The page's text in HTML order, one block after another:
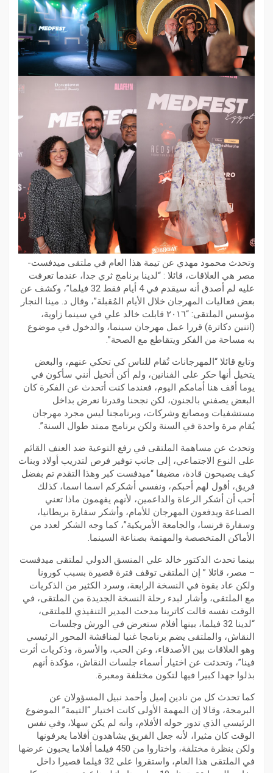
وتحدث محمود مهدي عن تيمة هذا العام في ملتقى ميدفست-
مصر هي العلاقات، قائلا : “لدينا برنامج ثري جدا، عندما تعرفت
عليه لم أصدق أنه سيقدم في 4 أيام فقط 32 فيلما”، وكشف عن
بعض فعاليات المهرجان خلال الأيام المُقبلة”، وقال د. مينا النجار
مؤسس الملتقى: “٢٠١٦ قابلت خالد علي في سينما زاوية،
(اتنين دكاترة) قررا عمل مهرجان سينما، والدخول في موضوع
به مساحة من الفكر ويتقاطع مع الصحة”.
وتابع قائلا “المهرجانات تُقام للناس كي تحكي عنهم، والبعض
يتخيل أنها حكر على الفنانين، ولم أكن أتخيل أنني سأكون في
يوما أقف هنا أمامكم اليوم، فعندما كنت أتحدث عن الفكرة كان
البعض يصفني بالجنون، لكن نجحنا وقدرنا نعرض بداخل
مستشفيات ومصانع وشركات، وبرنامجنا ليس مجرد مهرجان
يُقام مرة واحدة في السنة ولكن برنامج ممتد طوال السنة”.
وتحدث عن مساهمة الملتقى في رفع التوعية ضد العنف القائم
على النوع الاجتماعي، إلى جانب توفير فرص لتدريب أولاد وبنات
كيف يصبحون قادة، مضيفا “ميدفست كبر وهذا التقدم تم بفضل
فريق، أقول لهم أحبكم، ونفسي أشكركم اسما اسما، كذلك
أحب أن أشكر الرعاة والداعمين، لأنهم يفهمون ماذا تعني
الصناعة ويدفعون المهرجان للأمام، وأشكر سفارة بريطانيا،
وسفارة فرنسا، والجامعة الأمريكية”، كما وجه الشكر لعدد من
الأماكن المتخصصة والمهتمة بصناعة السينما.
بينما تحدث الدكتور خالد علي المنسق الدولي لملتقى ميدفست
– مصر، قائلا ” إن الملتقى توقف فترة قصيرة بسبب كورونا
ولكن عاد بقوة في النسخة الرابعة، وسرد الكثير من الذكريات
مع الملتقى، وأشار لبدء رحلة النسخة الجديدة من الملتقى، في
الوقت نفسه قالت كاترينا مدحت المدير التنفيذي للملتقى،
“لدينا 32 فيلما، بينها أفلام ستعرض في الورش وجلسات
النقاش، والملتقى يضم برنامجا غنيا لمناقشة المحور الرئيسي
وهو العلاقات بين الأصدقاء، وعن الحب، والأسرة، وذكريات أثرت
فينا”، وتحدثت عن اختيار أسماء جلسات النقاش، مؤكدة أنهم
بذلوا جهدا كبيرا فيها لتكون مختلفة ومعبرة.
كما تحدث كل من نادين إميل وأحمد نبيل المسؤولان عن
البرمجة، وقالا إن المهمة الأولى كانت اختيار “التيمة” الموضوع
الرئيسي الذي تدور حوله الأفلام، وأنه لم يكن سهلا، وفي نفس
الوقت كان مثيرا، لأنه جعل الفريق يشاهدون أفلاما يعرفونها
ولكن بنظرة مختلفة، واختاروا من 450 فيلما أفلاما يحبون عرضها
في الملتقى هذا العام، واستقروا على 32 فيلما قصيرا داخل